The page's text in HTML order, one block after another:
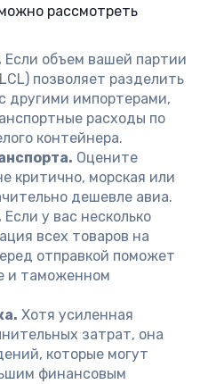
рассмотреть
Если объем вашей партии
позволяет разделить
другими импортерами,
расходы по
контейнера.
Оцените
критично, морская или
дешевле авиа.
Если у вас несколько
всех товаров на
отправкой поможет
и таможенном
Хотя усиленная
затрат, она
которые могут
финансовым